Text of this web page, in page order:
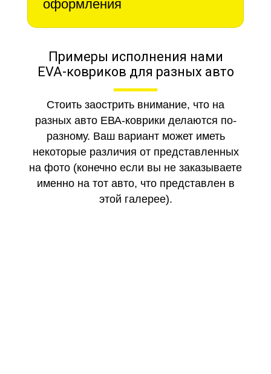
оформления
Примеры исполнения нами
EVA-ковриков для разных авто
Стоить заострить внимание, что на
разных авто ЕВА-коврики делаются по-
разному. Ваш вариант может иметь
некоторые различия от представленных
на фото (конечно если вы не заказываете
именно на тот авто, что представлен в
этой галерее).